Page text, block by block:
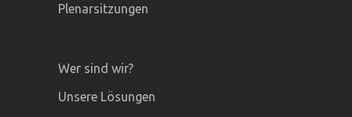
Plenarsitzungen
Wer sind wir?
Unsere Lösungen